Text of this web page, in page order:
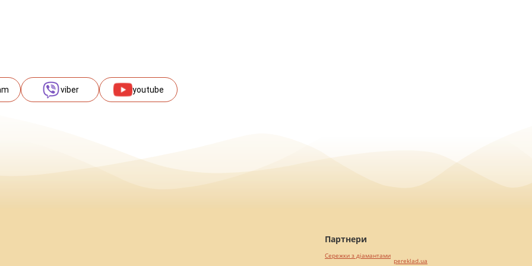
viber youtube
Партнери
Сережки з діамантами
pereklad.ua